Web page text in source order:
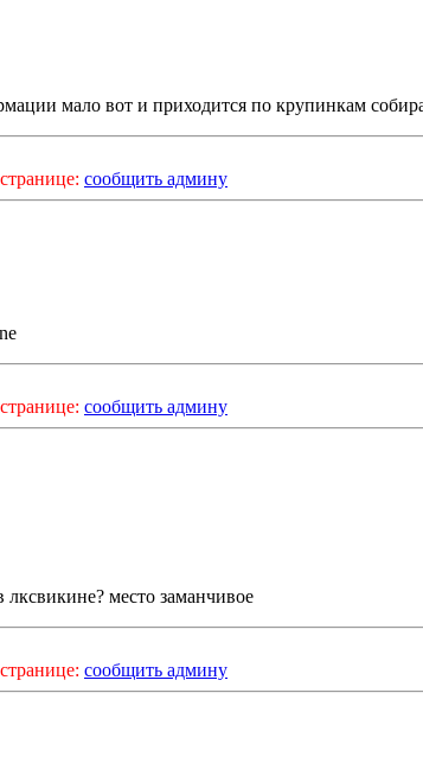
мало вот и приходится по крупинкам
сообщить админу
сообщить админу
лксвикине? место заманчивое
сообщить админу